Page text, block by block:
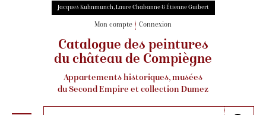
Jacques Kuhnmunch, Laure Chabanne & Étienne Guibert
Mon compte Connexion
Catalogue des peintures
du château de Compiègne
Appartements historiques, musées
du Second Empire et collection Dumez